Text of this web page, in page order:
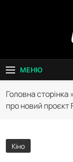
МЕНЮ
Головна сторінка »
про новий проєкт
Кіно